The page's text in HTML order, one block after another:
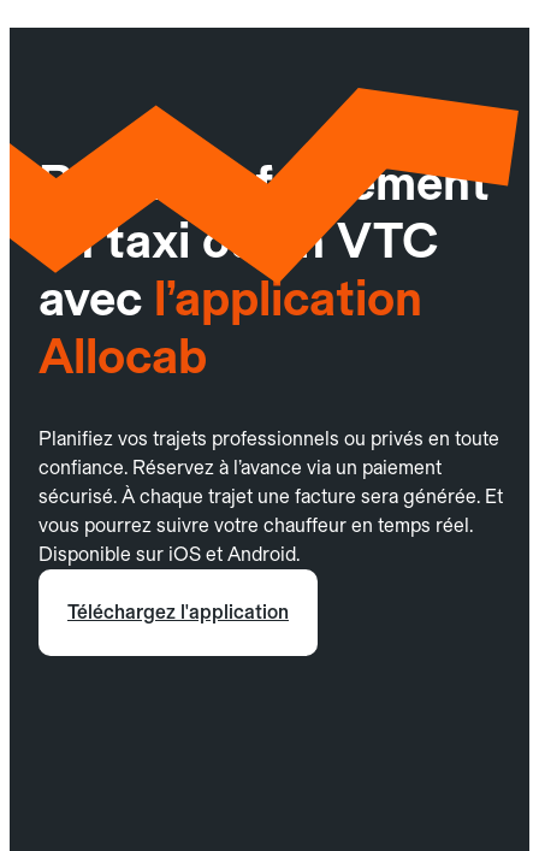
Réservez facilement
un taxi ou un VTC
avec l’application
Allocab
Planifiez vos trajets professionnels ou privés en toute
confiance. Réservez à l’avance via un paiement
sécurisé. À chaque trajet une facture sera générée. Et
vous pourrez suivre votre chauffeur en temps réel.
Disponible sur iOS et Android.
Téléchargez l'application